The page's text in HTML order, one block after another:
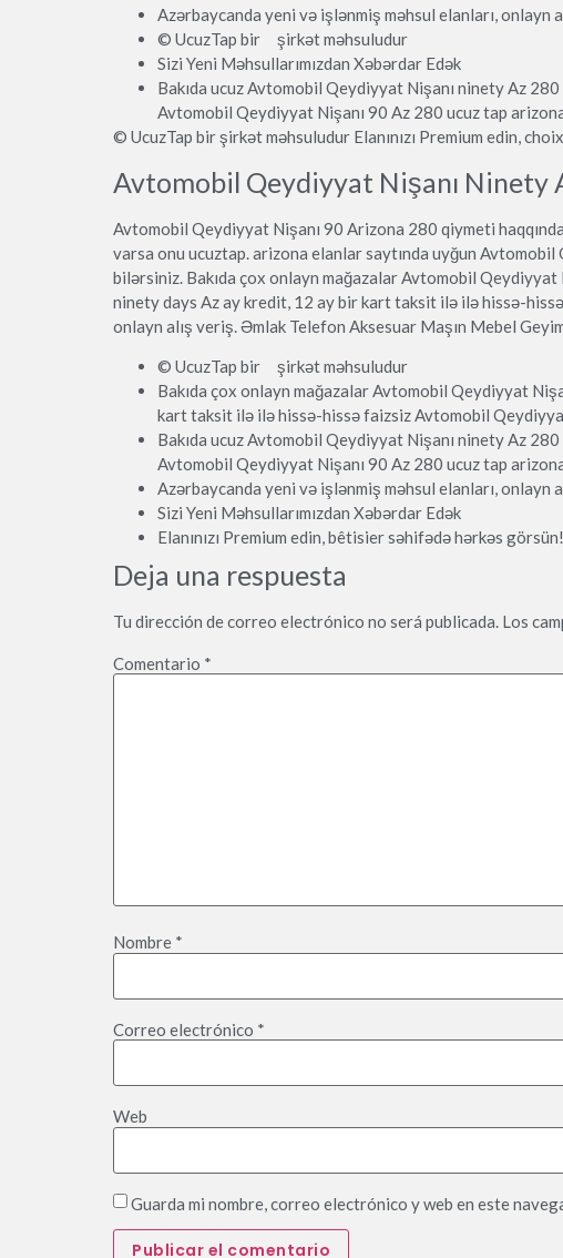
Azərbaycanda yeni və işlənmiş məhsul elanları, onlayn
© UcuzTap bir şirkət məhsuludur
Sizi Yeni Məhsullarımızdan Xəbərdar Edək
Bakıda ucuz Avtomobil Qeydiyyat Nişanı ninety Az
Avtomobil Qeydiyyat Nişanı 90 Az 280 ucuz tap
© UcuzTap bir şirkət məhsuludur Elanınızı Premium edin,
Avtomobil Qeydiyyat Nişanı Ninety
Avtomobil Qeydiyyat Nişanı 90 Arizona 280 qiymeti
varsa onu ucuztap. arizona elanlar saytında uyğun
bilərsiniz. Bakıda çox onlayn mağazalar Avtomobil Qeydiyyat
ninety days Az ay kredit, 12 ay bir kart taksit ilə ilə hissə-
onlayn alış veriş. Əmlak Telefon Aksesuar Maşın Mebel
© UcuzTap bir şirkət məhsuludur
Bakıda çox onlayn mağazalar Avtomobil Qeydiyyat
kart taksit ilə ilə hissə-hissə faizsiz Avtomobil
Bakıda ucuz Avtomobil Qeydiyyat Nişanı ninety Az
Avtomobil Qeydiyyat Nişanı 90 Az 280 ucuz tap
Azərbaycanda yeni və işlənmiş məhsul elanları, onlayn
Sizi Yeni Məhsullarımızdan Xəbərdar Edək
Elanınızı Premium edin, bêtisier səhifədə hərkəs görsün!
Deja una respuesta
Tu dirección de correo electrónico no será publicada. Los
Comentario *
Nombre *
Correo electrónico *
Web
Guarda mi nombre, correo electrónico y web en este